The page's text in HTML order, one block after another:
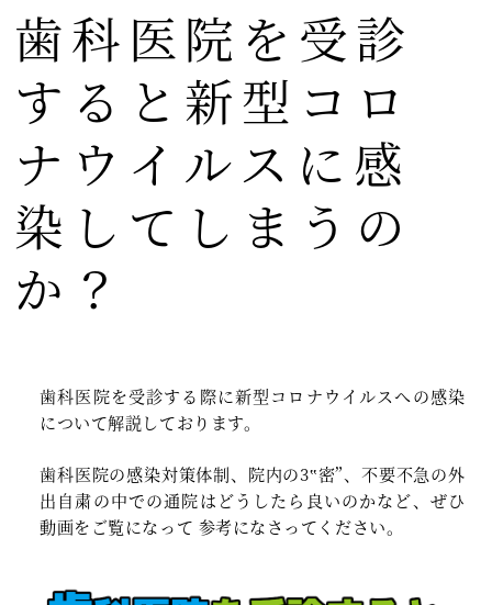
歯科医院を受診
すると新型コロ
ナウイルスに感
染してしまうの
か？
歯科医院を受診する際に新型コロナウイルスへの感染
について解説しております。
歯科医院の感染対策体制、院内の3‟密”、不要不急の外
出自粛の中での通院はどうしたら良いのかなど、ぜひ
動画をご覧になって 参考になさってください。